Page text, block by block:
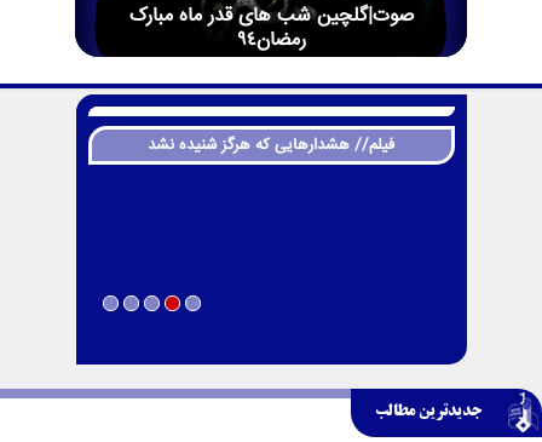
صوت|گلچین شب های قدر ماه مبارک
رمضان94
فیلم// هشدارهایی که هرگز شنیده نشد
جدیدترین مطالب